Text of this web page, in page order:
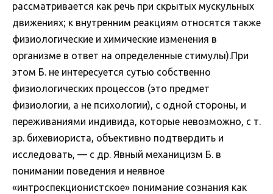
рассматривается как речь при скрытых мускульных
движениях; к внутренним реакциям относятся также
физиологические и химические изменения в
организме в ответ на определенные стимулы).При
этом Б. не интересуется сутью собственно
физиологических процессов (это предмет
физиологии, а не психологии), с одной стороны, и
переживаниями индивида, которые невозможно, с т.
зр. бихевиориста, объективно подтвердить и
исследовать, — с др. Явный механицизм Б. в
понимании поведения и неявное
«интроспекционистское» понимание сознания как